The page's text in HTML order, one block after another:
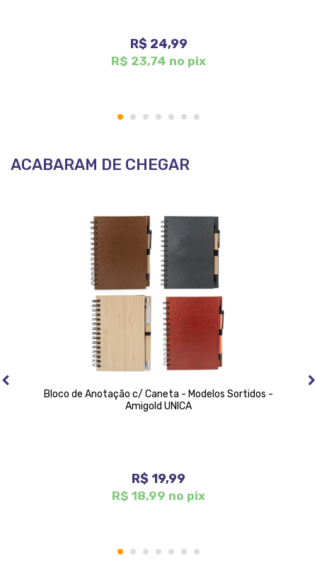
R$ 24,99
R$ 23,74 no pix
1 2 3 4 5 6 7
ACABARAM DE CHEGAR
Bloco de Anotação c/ Caneta - Modelos Sortidos -
Amigold UNICA
R$ 19,99
R$ 18,99 no pix
1 2 3 4 5 6 7